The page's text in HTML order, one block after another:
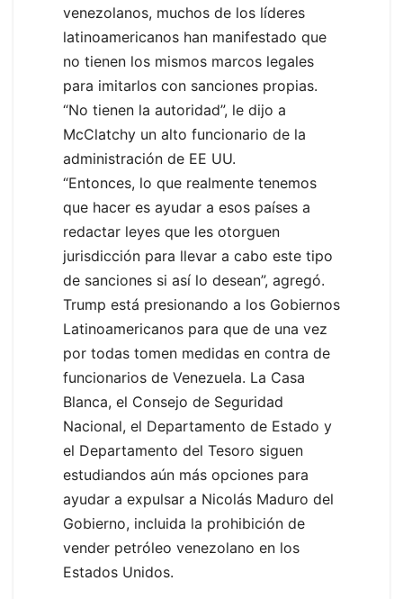
venezolanos, muchos de los líderes
latinoamericanos han manifestado que
no tienen los mismos marcos legales
para imitarlos con sanciones propias.
“No tienen la autoridad”, le dijo a
McClatchy un alto funcionario de la
administración de EE UU.
“Entonces, lo que realmente tenemos
que hacer es ayudar a esos países a
redactar leyes que les otorguen
jurisdicción para llevar a cabo este tipo
de sanciones si así lo desean”, agregó.
Trump está presionando a los Gobiernos
Latinoamericanos para que de una vez
por todas tomen medidas en contra de
funcionarios de Venezuela. La Casa
Blanca, el Consejo de Seguridad
Nacional, el Departamento de Estado y
el Departamento del Tesoro siguen
estudiandos aún más opciones para
ayudar a expulsar a Nicolás Maduro del
Gobierno, incluida la prohibición de
vender petróleo venezolano en los
Estados Unidos.